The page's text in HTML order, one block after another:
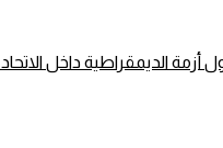
الديمقراطية داخل الاتحاد